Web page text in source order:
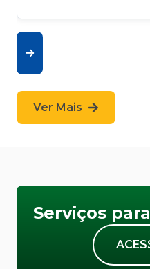
Ver Mais
Serviços